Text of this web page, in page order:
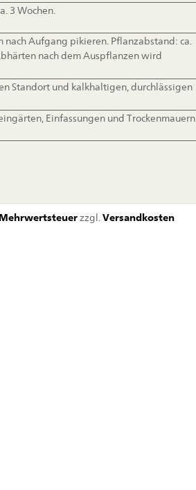
3 Wochen.
nach Aufgang pikieren. Pflanzabstand: ca.
nach dem Auspflanzen wird
Standort und kalkhaltigen, durchlässigen
Einfassungen und Trockenmauern.
Mehrwertsteuerzzgl. Versandkosten